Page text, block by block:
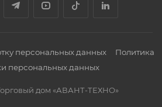
персональных данных
Политика
персональных данных
дом «АВАНТ-ТЕХНО»